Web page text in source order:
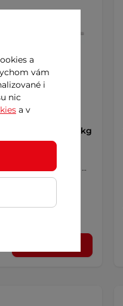
na dřepy
• 25,5kg • do 317kg
dřepy, která bez
víc než 300 kg! Navíc …
Vás
a
vám
i
nic
a v